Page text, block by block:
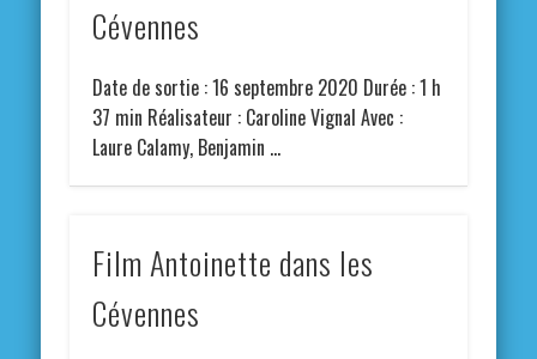
Cévennes
Date de sortie : 16 septembre 2020 Durée : 1 h
37 min Réalisateur : Caroline Vignal Avec :
Laure Calamy, Benjamin …
Film Antoinette dans les
Cévennes